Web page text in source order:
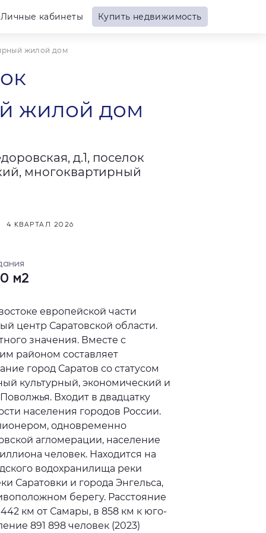
Личные кабинеты Купить недвижимость
жилой дом
жилой дом
д.1, поселок
многоквартирный
4 КВАРТАЛ 2026
м2
европейской части
центр Саратовской области.
значения. Вместе с
районом составляет
город Саратов со статусом
культурный, экономический и
Входит в двадцатку
населения городов России.
одновременно
агломерации, население
человек. Находится на
водохранилища реки
Саратовки и города Энгельса,
берегу. Расстояние
км от Самары, в 858 км к юго-
891 898 человек (2023)